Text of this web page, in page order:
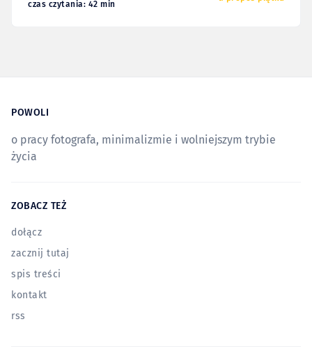
czas czytania: 42 min
POWOLI
o pracy fotografa, minimalizmie i wolniejszym trybie
życia
ZOBACZ TEŻ
dołącz
zacznij tutaj
spis treści
kontakt
rss